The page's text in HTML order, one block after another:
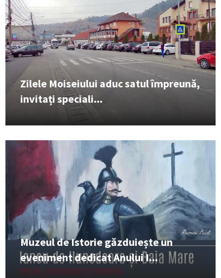
Zilele Moiseiului aduc satul împreună,
invitați speciali...
Muzeul de Istorie găzduiește un
eveniment dedicat Anului I...